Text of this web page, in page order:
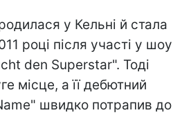
у Кельні й стала
році після участі у шоу
den Superstar". Тоді
місце, а її дебютний
швидко потрапив до